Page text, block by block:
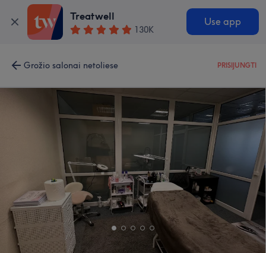
Treatwell
130K
Use app
Grožio salonai netoliese PRISIJUNGTI